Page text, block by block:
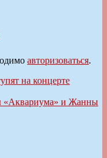
авторизоваться.
на концерте
«Аквариума» и Жанны